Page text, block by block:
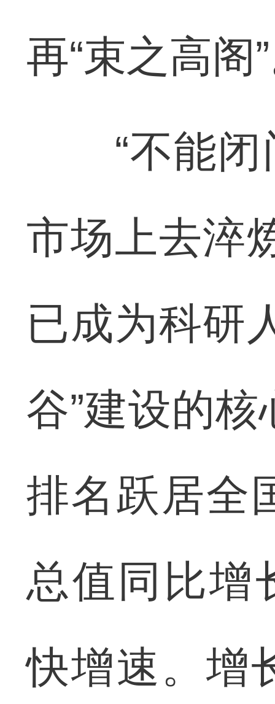
再“束之高阁
“不能闭
市场上去淬
已成为科研
谷”建设的
排名跃居全
总值同比增
快增速。增